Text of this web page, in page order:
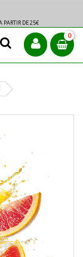
PARTIR DE 25€
0